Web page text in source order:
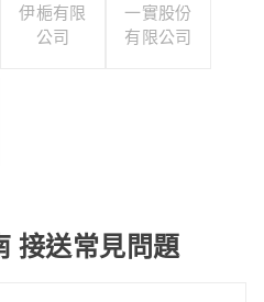
伊梔有限
公司
一實股份
有限公司
接送常見問題